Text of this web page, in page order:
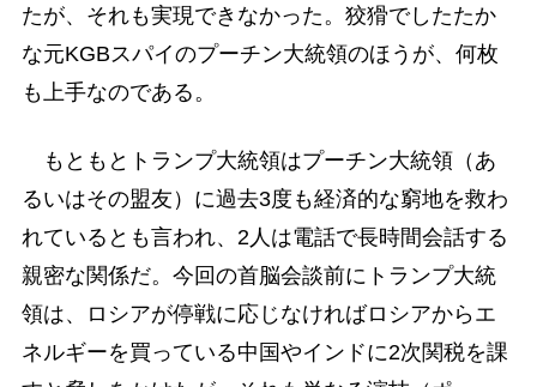
たが、それも実現できなかった。狡猾でしたたか
な元KGBスパイのプーチン大統領のほうが、何枚
も上手なのである。
もともとトランプ大統領はプーチン大統領（あ
るいはその盟友）に過去3度も経済的な窮地を救わ
れているとも言われ、2人は電話で長時間会話する
親密な関係だ。今回の首脳会談前にトランプ大統
領は、ロシアが停戦に応じなければロシアからエ
ネルギーを買っている中国やインドに2次関税を課